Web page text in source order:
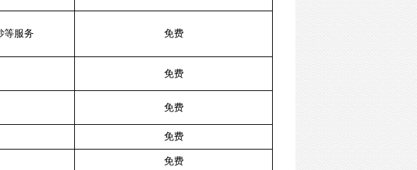
等服务 免费
免费
免费
免费
免费